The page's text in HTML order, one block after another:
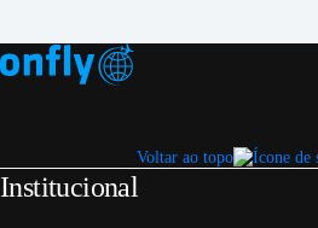
Voltar ao topo
Institucional